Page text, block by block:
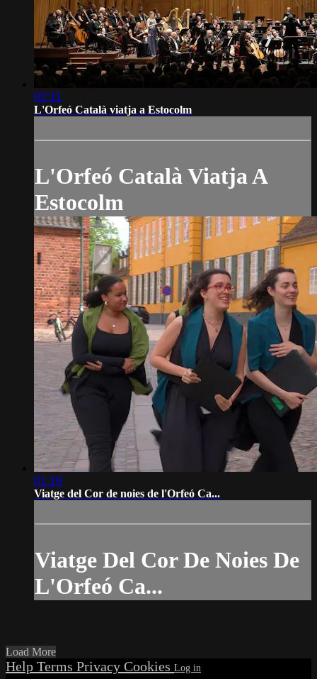
02:11
L'Orfeó Català viatja a Estocolm
L'Orfeó Català Viatja A
Estocolm
01:18
Viatge del Cor de noies de l'Orfeó Ca...
Viatge Del Cor De Noies De
L'Orfeó Ca...
Load More
Help Terms Privacy Cookies